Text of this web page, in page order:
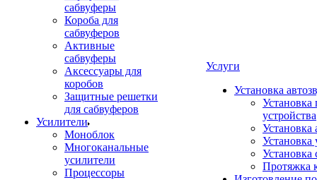
сабвуферы
Короба для
сабвуферов
Активные
сабвуферы
Аксессуары для
коробов
Защитные решетки
для сабвуферов
Усилители
Моноблок
Многоканальные
усилители
Процессоры
Услуги
Установка
Установка
устройства
Установка
Установка
Установка
Протяжка